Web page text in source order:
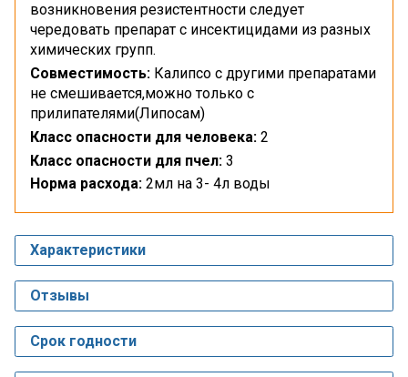
возникновения резистентности следует
чередовать препарат с инсектицидами из разных
химических групп.
Совместимость: Калипсо с другими препаратами
не смешивается,можно только с
прилипателями(Липосам)
Класс опасности для человека: 2
Класс опасности для пчел: 3
Норма расхода: 2мл на 3- 4л воды
Характеристики
Отзывы
Срок годности